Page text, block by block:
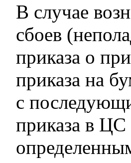
В случае
сбоев
приказа о
приказа на
с
приказа в